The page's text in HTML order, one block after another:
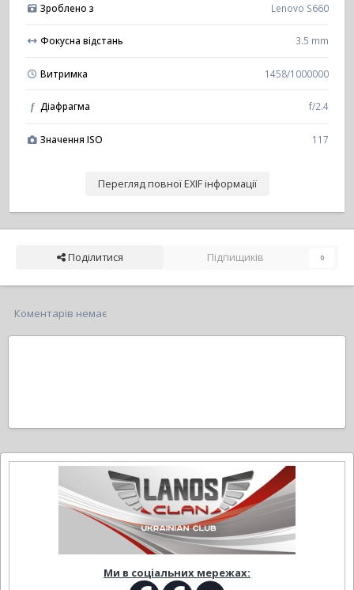
Зроблено з Lenovo S660
Фокусна відстань 3.5 mm
Витримка 1458/1000000
f Діафрагма f/2.4
Значення ISO 117
Перегляд повної EXIF інформації
Поділитися Підпищиків 0
Коментарів немає
Ми в соціальних мережах: